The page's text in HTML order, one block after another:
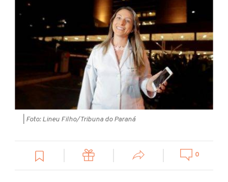
| Foto: Lineu Filho/Tribuna do Paraná
0